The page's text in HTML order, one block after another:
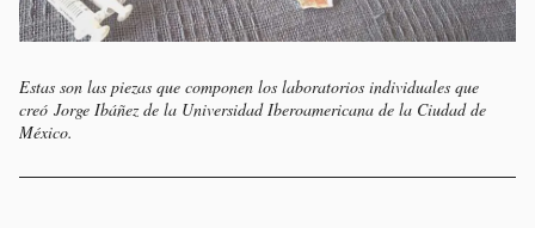
Estas son las piezas que componen los laboratorios individuales que
creó Jorge Ibáñez de la Universidad Iberoamericana de la Ciudad de
México.